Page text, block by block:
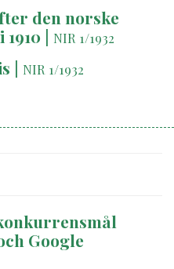
den norske
| NIR 1/1932
| NIR 1/1932
Google